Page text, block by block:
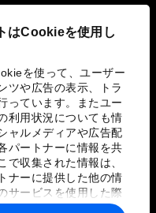
はCookieを使用し
を使って、ユーザー
ツや広告の表示、トラ
っています。またユー
利用状況についても情
ャルメディアや広告配
パートナーに情報を共
で収集された情報は、
ナーに提供した他の情
サービスを使用した際
組み合わされ、各パー